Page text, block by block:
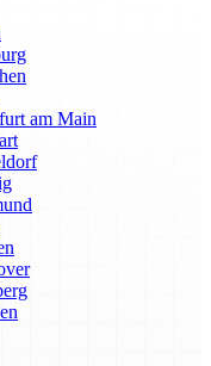
am Main